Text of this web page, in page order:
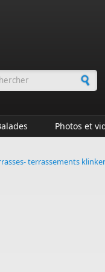
de
Photos et
terrassements